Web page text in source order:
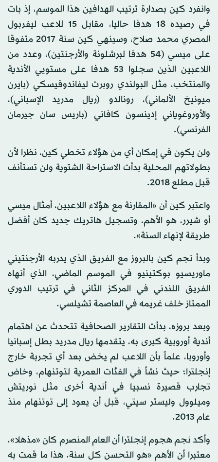
وانفرد كين بصدارة ترتيب الهدافين هذا الموسم، إذ بات
في رصيده 18 هدفا حاليا، مقابل 15 للاعب ليفربول
المصري محمد صلاح، وسينهي كين سنة 2017 متفوقا
على ميسي (54 هدفا لبرشلونة والأرجنتين)، وعدد من
اللاعبين الذين سجلوا 53 هدفا على مستويي الأندية
والمنتخب، مثل البولندي روبرت ليفاندوفيسكي (بايرن
ميونيخ الألماني)، رونالدو (ريال مدريد الإسباني)،
والأوروغوياني إدينسون كافاني (باريس سان جيرمان
الفرنسي).
ولن يكون في إمكان أي من هؤلاء تخطي كين، نظرا لأن
بطولاتهم المحلية بدأت الاستراحة الشتوية ولن تستأنف
قبل مطلع 2018.
واعتبر كين أن «المقارنة مع هؤلاء اللاعبين، أمثال ميسي
أو شيرر، هو الأهم، وتسجيل هاتريك جديد كان أفضل
طريقة لإنهاء السنة».
وبدأ نجم كين بالبروز مع الفريق الذي يدربه الأرجنتيني
ماوريسيو بوكتينيو في الموسم الماضي، الذي أنهاه
الفريق اللندني في المركز الثاني في ترتيب الدوري
الممتاز خلف غريمه في العاصمة تشيلسي.
وبعد بروزه، بدأت التقارير الصحافية تتحدث عن اهتمام
أندية أوروبية كبرى به، يتقدمها ريال مدريد بطل إسبانيا
وأوروبا، علماً بأن اللاعب لم يخض بعد أي تجربة خارج
إنجلترا؛ حيث نشأ في الفئات العمرية لتوتنهام، وخاض
تجارب قصيرة نسبيا في أندية أخرى مثل نوريتش
وميلوول وليستر سيتي، قبل أن يعود إلى توتنهام منذ
عام 2013.
وأكد نجم هجوم إنجلترا أن العام المنصرم كان «مذهلا»،
معتبرا أن الأهم «هو التحسن كل سنة. هذا ما قمت به